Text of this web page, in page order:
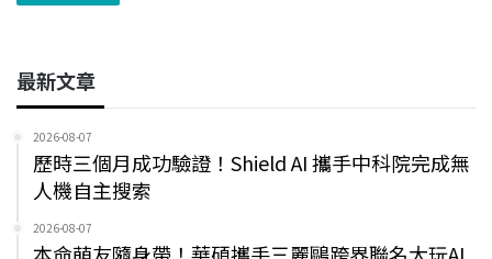
最新文章
2026-08-07
歷時三個月成功驗證！Shield AI 攜手中科院完成無
人機自主搜索
2026-08-07